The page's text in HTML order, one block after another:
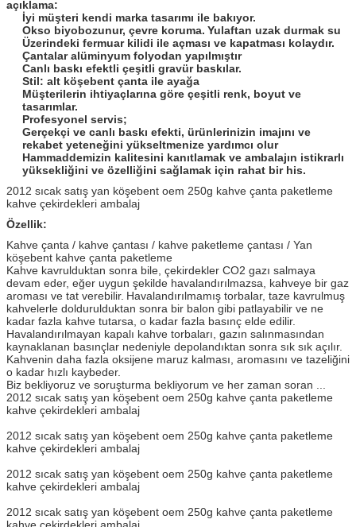
açıklama:
İyi müşteri kendi marka tasarımı ile bakıyor.
Okso biyobozunur, çevre koruma. Yulaftan uzak durmak su
Üzerindeki fermuar kilidi ile açması ve kapatması kolaydır.
Çantalar alüminyum folyodan yapılmıştır
Canlı baskı efektli çeşitli gravür baskılar.
Stil: alt köşebent çanta ile ayağa
Müşterilerin ihtiyaçlarına göre çeşitli renk, boyut ve
tasarımlar.
Profesyonel servis;
Gerçekçi ve canlı baskı efekti, ürünlerinizin imajını ve
rekabet yeteneğini yükseltmenize yardımcı olur
Hammaddemizin kalitesini kanıtlamak ve ambalajın istikrarlı
yüksekliğini ve özelliğini sağlamak için rahat bir his.
2012 sıcak satış yan köşebent oem 250g kahve çanta paketleme
kahve çekirdekleri ambalaj
Özellik:
Kahve çanta / kahve çantası / kahve paketleme çantası / Yan
köşebent kahve çanta paketleme
Kahve kavrulduktan sonra bile, çekirdekler CO2 gazı salmaya
devam eder, eğer uygun şekilde havalandırılmazsa, kahveye bir gaz
aroması ve tat verebilir. Havalandırılmamış torbalar, taze kavrulmuş
kahvelerle doldurulduktan sonra bir balon gibi patlayabilir ve ne
kadar fazla kahve tutarsa, o kadar fazla basınç elde edilir.
Havalandırılmayan kapalı kahve torbaları, gazın salınmasından
kaynaklanan basınçlar nedeniyle depolandıktan sonra sık sık açılır.
Kahvenin daha fazla oksijene maruz kalması, aromasını ve tazeliğini
o kadar hızlı kaybeder.
Biz bekliyoruz ve soruşturma bekliyorum ve her zaman soran ...
2012 sıcak satış yan köşebent oem 250g kahve çanta paketleme
kahve çekirdekleri ambalaj
2012 sıcak satış yan köşebent oem 250g kahve çanta paketleme
kahve çekirdekleri ambalaj
2012 sıcak satış yan köşebent oem 250g kahve çanta paketleme
kahve çekirdekleri ambalaj
2012 sıcak satış yan köşebent oem 250g kahve çanta paketleme